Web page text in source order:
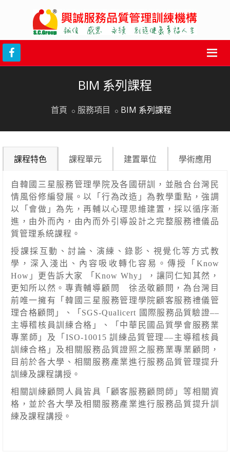
BIM 系列課程
首頁 服務項目 BIM 系列課程
課程特色 課程單元 建置單位 學術應用
自韓國三星服務管理學院及各國研訓，並融合台灣民
情風俗修編發展。以「行為改造」為教學重點，強調
以「會做」為先，再輔以心理思維建置，採以循序漸
進，由外而內，由內而外引導設計之完整服務禮儀品
質管理系統課程。
授課採互動、討論、演練、錄影、視覺化等方式教
學，深入淺出、內容吸收轉化容易。傳授「Know
How」更告訴大家 「Know Why」，讓同仁知其然，
更知所以然。專責輔導顧問 徐丞敬顧問，為台灣目
前唯一擁有「韓國三星服務管理學院顧客服務禮儀管
理合格顧問」、「SGS-Qualicert 國際服務品質驗證––
主導稽核員訓練合格」、「中華民國品質學會服務業
專業師」及「ISO-10015 訓練品質管理––主導稽核員
訓練合格」及相關服務品質證照之服務業專業顧問，
目前於各大學、相關服務產業進行服務品質管理提升
訓練及課程講授。
相關訓練顧問人員皆具「顧客服務顧問師」等相關資
格，並於各大學及相關服務產業進行服務品質提升訓
練及課程講授。